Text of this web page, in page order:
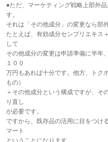
●ただ、マーケティング戦略上部外
す。
それは「その他成分」の変更なら部
たとえば、有効成分センブリエキス
して
その他成分の変更は申請準備に半年
１００
万円もあれば十分です。他方、トク
もの）
＋その他成分という構成ですが、そ
り直し
が必要です。
ですから、既存品の活用に目をつけ
マート